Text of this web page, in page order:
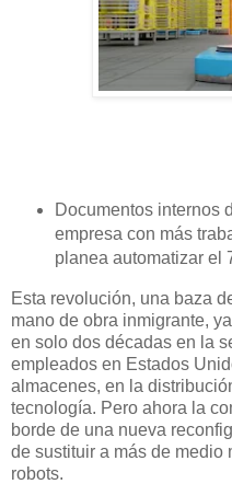
Documentos internos
empresa con más
planea automatizar el
Esta revolución, una baza
mano de obra inmigrante,
en solo dos décadas en la
empleados en Estados
almacenes, en la
tecnología. Pero ahora la
borde de una nueva
de sustituir a más de medio
robots.